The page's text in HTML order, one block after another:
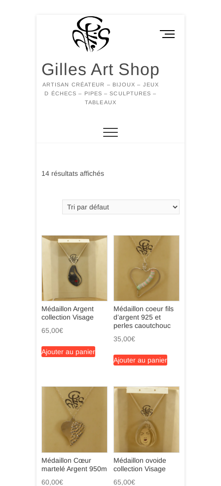
Gilles Art Shop
ARTISAN CRÉATEUR – BIJOUX – JEUX
D ÉCHECS – PIPES – SCULPTURES –
TABLEAUX
M
14 résultats affichés
Médaillon Argent
collection Visage
65,00€
Ajouter au panier
Médaillon coeur fils
d’argent 925 et
perles caoutchouc
35,00€
Ajouter au panier
Médaillon Cœur
martelé Argent 950m
60,00€
Médaillon ovoide
collection Visage
65,00€